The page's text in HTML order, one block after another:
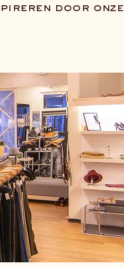
door onze